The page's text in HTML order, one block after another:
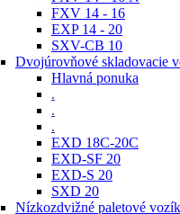
FXV 14 - 16
EXP 14 - 20
SXV-CB 10
Dvojúrovňové skladovacie
Hlavná ponuka
.
.
.
EXD 18C-20C
EXD-SF 20
EXD-S 20
SXD 20
Nízkozdvižné paletové